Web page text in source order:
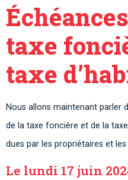
taxe
taxe
Nous allons maintenant parler
de la taxe foncière et de la
dues par les propriétaires et
Le lundi 17 juin